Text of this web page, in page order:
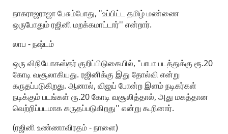
நாகராஜராஜா பேசும்போது, "உப்பிட்ட தமிழ் மண்ணை
ஒருபோதும் ரஜினி மறக்கமாட்டார்'' என்றார்.
லாப - நஷ்டம்
ஒரு விநியோகஸ்தர் குறிப்பிடுகையில், "பாபா படத்துக்கு ரூ.20
கோடி வசூலாகியது. ரஜினிக்கு இது தோல்வி என்று
கருதப்படுகிறது. ஆனால், விஜய் போன்ற இளம் நடிகர்கள்
நடிக்கும் படங்கள் ரூ.20 கோடி வசூலித்தால், அது மகத்தான
வெற்றிப்படமாக கருதப்படுகிறது'' என்று கூறினார்.
(ரஜினி உண்ணாவிரதம் - நாளை)